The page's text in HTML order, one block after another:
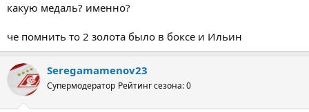
какую медаль? именно?
че помнить то 2 золота было в боксе и Ильин
Seregamamenov23
Супермодератор Рейтинг сезона: 0